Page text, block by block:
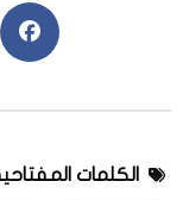
الكلمات